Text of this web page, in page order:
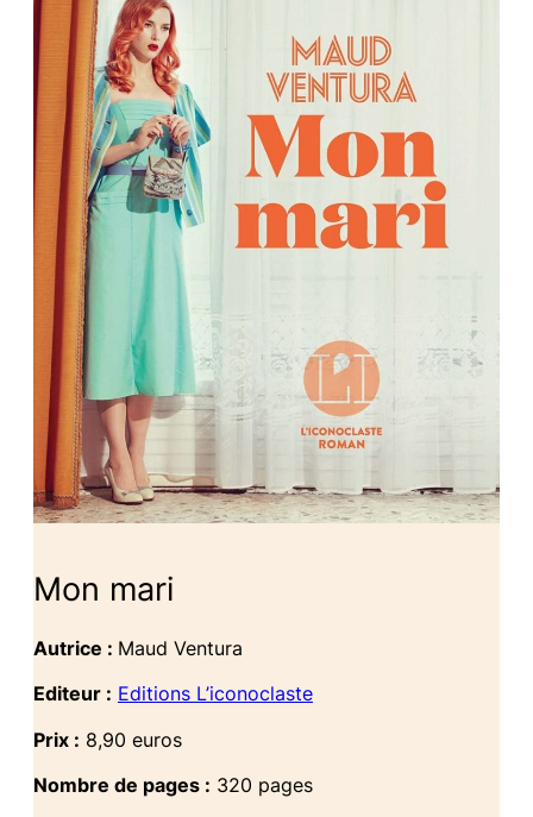
Mon mari
Autrice : Maud Ventura
Editeur : Editions L’iconoclaste
Prix : 8,90 euros
Nombre de pages : 320 pages